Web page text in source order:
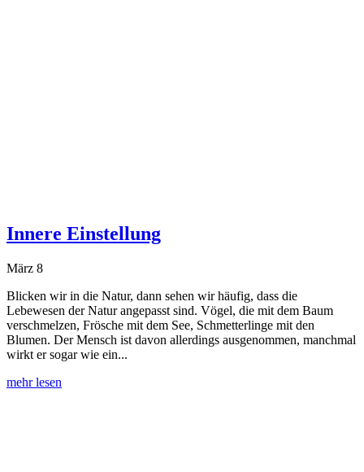
Innere Einstellung
März 8
Blicken wir in die Natur, dann sehen wir häufig, dass die
Lebewesen der Natur angepasst sind. Vögel, die mit dem Baum
verschmelzen, Frösche mit dem See, Schmetterlinge mit den
Blumen. Der Mensch ist davon allerdings ausgenommen, manchmal
wirkt er sogar wie ein...
mehr lesen